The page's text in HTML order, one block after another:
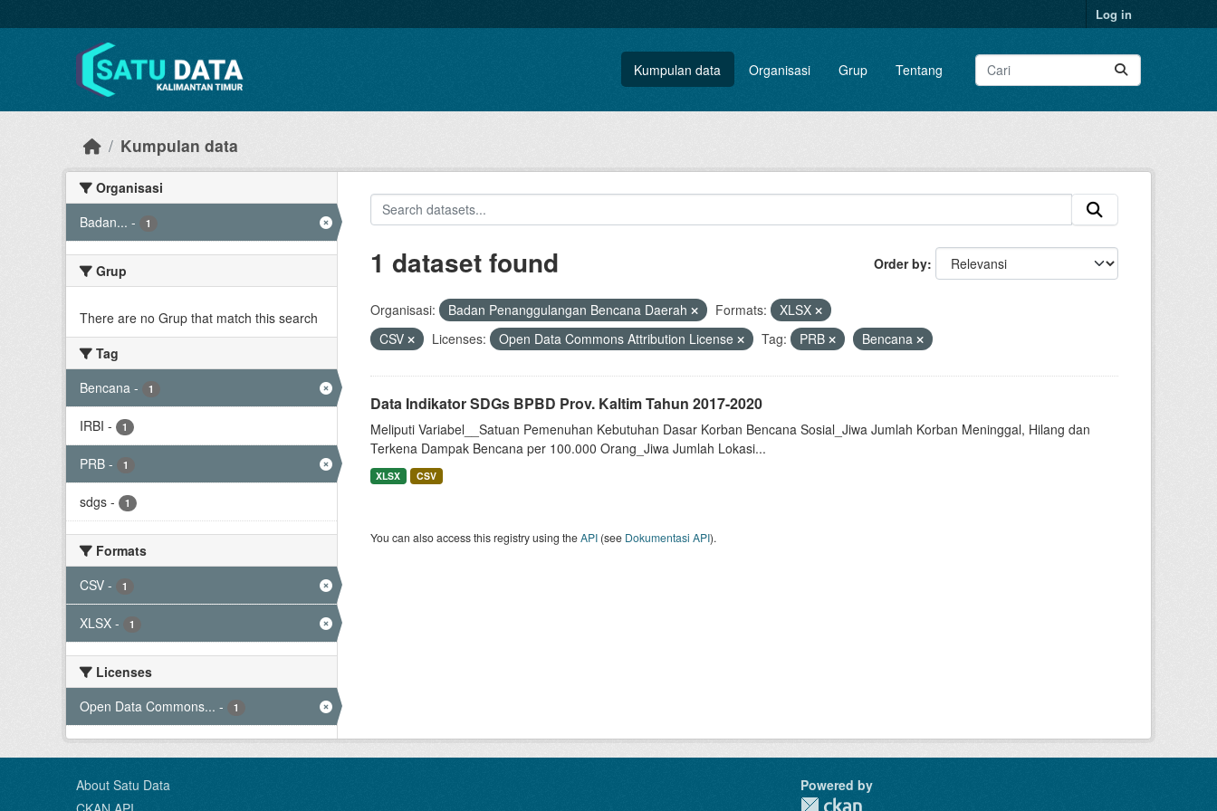
Log in
Kumpulan data Organisasi Grup Tentang
Kumpulan data
Organisasi
Badan... - 1
Grup
There are no Grup that match this search
Tag
Bencana - 1
IRBI - 1
PRB - 1
sdgs - 1
Formats
CSV - 1
XLSX - 1
Licenses
Open Data Commons... - 1
Order by
1 dataset found
Organisasi: Badan Penanggulangan Bencana Daerah Formats:
XLSX
CSV
Licenses: Open Data Commons Attribution License Tag: PRB Bencana
Data Indikator SDGs BPBD Prov. Kaltim Tahun 2017-2020
Meliputi Variabel__Satuan Pemenuhan Kebutuhan Dasar Korban Bencana Sosial_Jiwa Jumlah Korban Meninggal, Hilang dan
Terkena Dampak Bencana per 100.000 Orang_Jiwa Jumlah Lokasi...
XLSX CSV
You can also access this registry using theAPI(see Dokumentasi API).
About Satu Data
Powered by